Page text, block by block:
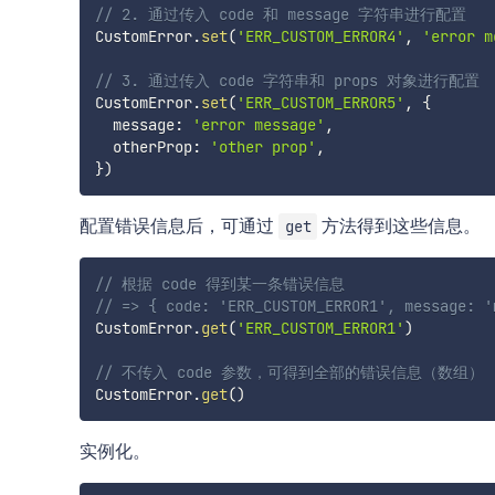
// 2. 通过传入 code 和 message 字符串进行配置
CustomError.set( 'ERR_CUSTOM_ERROR4' , 'error
// 3. 通过传入 code 字符串和 props 对象进行配置
CustomError.set( 'ERR_CUSTOM_ERROR5' ,
{
  message
: 'error message' ,
  otherProp
: 'other prop' ,
})
配置错误信息后，可通过 get 方法得到这些信息。
// 根据 code 得到某一条错误信息
// => { code: 'ERR_CUSTOM_ERROR1', message:
CustomError.get( 'ERR_CUSTOM_ERROR1' )
// 不传入 code 参数，可得到全部的错误信息（数组）
CustomError.get()
实例化。